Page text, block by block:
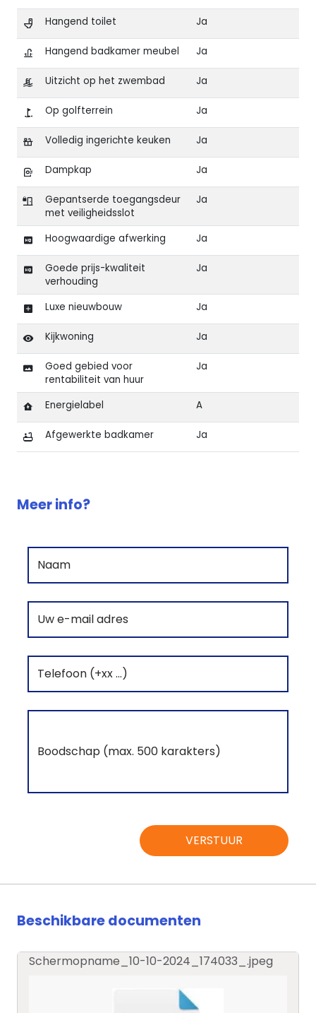
Hangend toilet Ja
Hangend badkamer meubel Ja
Uitzicht op het zwembad Ja
Op golfterrein Ja
Volledig ingerichte keuken Ja
Dampkap Ja
Gepantserde toegangsdeur
met veiligheidsslot
Ja
Hoogwaardige afwerking Ja
Goede prijs-kwaliteit
verhouding
Ja
Luxe nieuwbouw Ja
Kijkwoning Ja
Goed gebied voor
rentabiliteit van huur
Ja
Energielabel A
Afgewerkte badkamer Ja
Meer info?
VERSTUUR
Beschikbare documenten
Schermopname_10-10-2024_174033_.jpeg